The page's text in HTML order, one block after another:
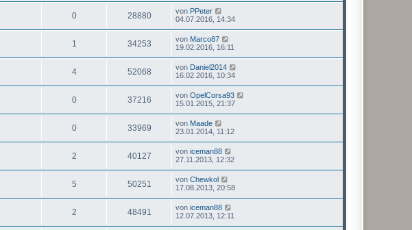
0 28880 von PPeter
04.07.2016, 14:34
1 34253 von Marco87
19.02.2016, 16:11
4 52068 von Daniel2014
16.02.2016, 10:34
0 37216 von OpelCorsa93
15.01.2015, 21:37
0 33969 von Maade
23.01.2014, 11:12
2 40127 von iceman88
27.11.2013, 12:32
5 50251 von Chewkol
17.08.2013, 20:58
2 48491 von iceman88
12.07.2013, 12:11